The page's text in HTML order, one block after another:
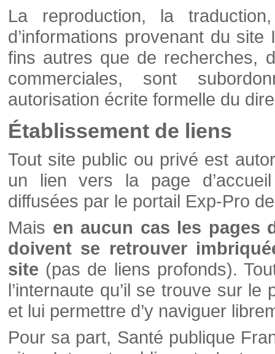
La reproduction, la
d’informations provenant du
fins autres que de recherches,
commerciales, sont
autorisation écrite formelle du
Établissement de liens
Tout site public ou privé est
un lien vers la page
diffusées par le portail Exp-Pro
Mais en aucun cas les pages
doivent se retrouver
site (pas de liens profonds).
l’internaute qu’il se trouve sur
et lui permettre d’y naviguer
Pour sa part, Santé publique